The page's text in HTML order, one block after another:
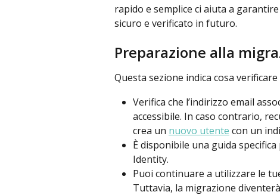
rapido e semplice ci aiuta a
sicuro e verificato in futuro.
Preparazione alla
Questa sezione indica cosa
Verifica che l’indirizzo email
accessibile. In caso contrario,
crea un nuovo utente con un
È disponibile una guida
Identity.
Puoi continuare a utilizzare le
Tuttavia, la migrazione